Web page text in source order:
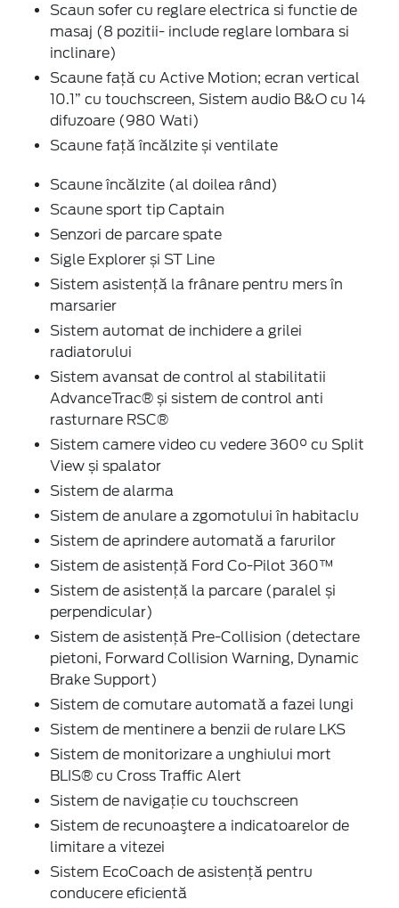
Scaun sofer cu reglare electrica si functie de
masaj (8 pozitii- include reglare lombara si
inclinare)
Scaune față cu Active Motion; ecran vertical
10.1” cu touchscreen, Sistem audio B&O cu 14
difuzoare (980 Wati)
Scaune față încălzite și ventilate
Scaune încălzite (al doilea rând)
Scaune sport tip Captain
Senzori de parcare spate
Sigle Explorer și ST Line
Sistem asistență la frânare pentru mers în
marsarier
Sistem automat de inchidere a grilei
radiatorului
Sistem avansat de control al stabilitatii
AdvanceTrac® și sistem de control anti
rasturnare RSC®
Sistem camere video cu vedere 360° cu Split
View și spalator
Sistem de alarma
Sistem de anulare a zgomotului în habitaclu
Sistem de aprindere automată a farurilor
Sistem de asistență Ford Co-Pilot 360™
Sistem de asistență la parcare (paralel și
perpendicular)
Sistem de asistență Pre-Collision (detectare
pietoni, Forward Collision Warning, Dynamic
Brake Support)
Sistem de comutare automată a fazei lungi
Sistem de mentinere a benzii de rulare LKS
Sistem de monitorizare a unghiului mort
BLIS® cu Cross Traffic Alert
Sistem de navigaţie cu touchscreen
Sistem de recunoaştere a indicatoarelor de
limitare a vitezei
Sistem EcoCoach de asistență pentru
conducere eficientă